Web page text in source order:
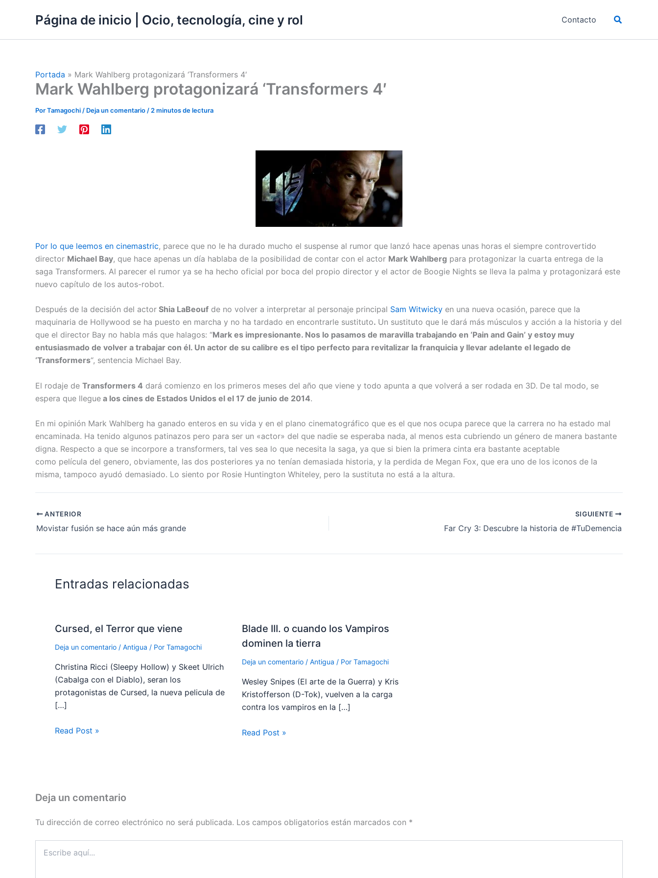
Página de inicio | Ocio, tecnología, cine y rol Contacto Buscar
Portada » Mark Wahlberg protagonizará ‘Transformers 4′
Mark Wahlberg protagonizará ‘Transformers 4′
PorTamagochi / Deja un comentario / 2 minutos de lectura
Por lo que leemos en cinemastric, parece que no le ha durado mucho el suspense al rumor que lanzó hace apenas unas horas el siempre controvertido
director Michael Bay, que hace apenas un día hablaba de la posibilidad de contar con el actor Mark Wahlberg para protagonizar la cuarta entrega de la
saga Transformers. Al parecer el rumor ya se ha hecho oficial por boca del propio director y el actor de Boogie Nights se lleva la palma y protagonizará este
nuevo capítulo de los autos-robot.
Después de la decisión del actor Shia LaBeouf de no volver a interpretar al personaje principal Sam Witwicky en una nueva ocasión, parece que la
maquinaria de Hollywood se ha puesto en marcha y no ha tardado en encontrarle sustituto. Un sustituto que le dará más músculos y acción a la historia y del
que el director Bay no habla más que halagos: “Mark es impresionante. Nos lo pasamos de maravilla trabajando en ‘Pain and Gain’ y estoy muy
entusiasmado de volver a trabajar con él. Un actor de su calibre es el tipo perfecto para revitalizar la franquicia y llevar adelante el legado de
‘Transformers“, sentencia Michael Bay.
El rodaje de Transformers 4 dará comienzo en los primeros meses del año que viene y todo apunta a que volverá a ser rodada en 3D. De tal modo, se
espera que llegue a los cines de Estados Unidos el el 17 de junio de 2014.
En mi opinión Mark Wahlberg ha ganado enteros en su vida y en el plano cinematográfico que es el que nos ocupa parece que la carrera no ha estado mal
encaminada. Ha tenido algunos patinazos pero para ser un «actor» del que nadie se esperaba nada, al menos esta cubriendo un género de manera bastante
digna. Respecto a que se incorpore a transformers, tal ves sea lo que necesita la saga, ya que si bien la primera cinta era bastante aceptable
como película del genero, obviamente, las dos posteriores ya no tenían demasiada historia, y la perdida de Megan Fox, que era uno de los iconos de la
misma, tampoco ayudó demasiado. Lo siento por Rosie Huntington Whiteley, pero la sustituta no está a la altura.
ANTERIOR
Movistar fusión se hace aún más grande
SIGUIENTE
Far Cry 3: Descubre la historia de #TuDemencia
Entradas relacionadas
Cursed, el Terror que viene
Deja un comentario / Antigua / Por Tamagochi
Christina Ricci (Sleepy Hollow) y Skeet Ulrich
(Cabalga con el Diablo), seran los
protagonistas de Cursed, la nueva pelicula de
[…]
Read Post »
Blade III. o cuando los Vampiros
dominen la tierra
Deja un comentario / Antigua / Por Tamagochi
Wesley Snipes (El arte de la Guerra) y Kris
Kristofferson (D-Tok), vuelven a la carga
contra los vampiros en la […]
Read Post »
Deja un comentario
Tu dirección de correo electrónico no será publicada. Los campos obligatorios están marcados con *
aquí...